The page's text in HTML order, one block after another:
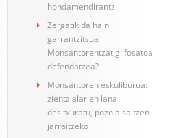
hondamendirantz
Zergatik da hain
garrantzitsua
Monsantorentzat glifosatoa
defendatzea?
Monsantoren eskuliburua:
zientzialarien lana
desitxuratu, pozoia saltzen
jarraitzeko